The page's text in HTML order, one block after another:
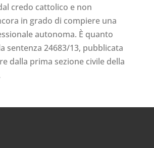
credo cattolico e non
in grado di compiere una
autonoma. È quanto
sentenza 24683/13, pubblicata
dalla prima sezione civile della